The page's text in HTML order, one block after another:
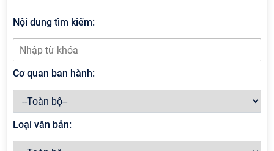
Nội dung tìm kiếm:
Cơ quan ban hành:
Loại văn bản: